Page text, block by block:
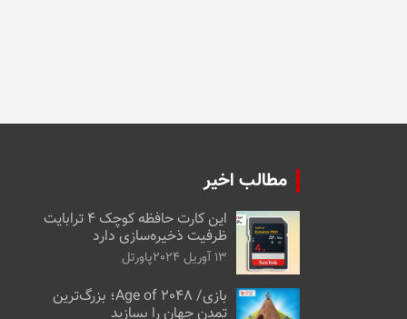
مطالب اخیر
این کارت حافظه کوچک ۴ ترابایت
ظرفیت ذخیره‌سازی دارد
13 آوریل 2024 پاورتل
بازی/ Age of 2048؛ بزرگ‌ترین
تمدن جهان را بسازید